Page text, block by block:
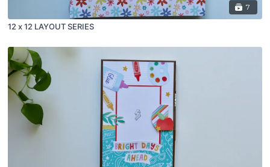
7
12 x 12 LAYOUT SERIES